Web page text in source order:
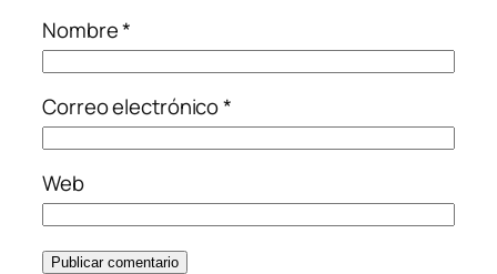
Nombre*
Correo electrónico*
Web